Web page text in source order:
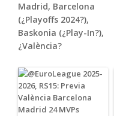
Madrid, Barcelona
(¿Playoffs 2024?),
Baskonia (¿Play-In?),
¿València?